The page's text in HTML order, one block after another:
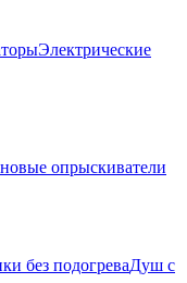
Электрические
опрыскиватели
без подогреваДуш с